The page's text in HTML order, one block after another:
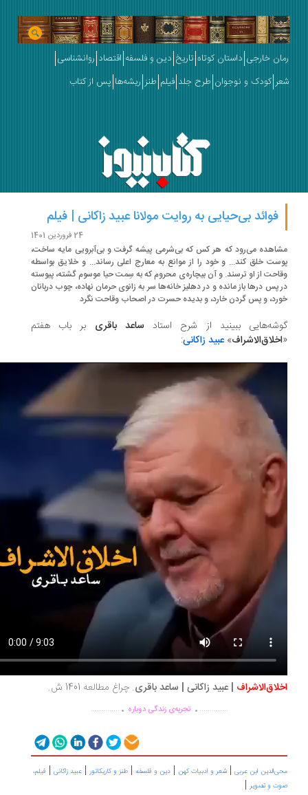
خارجی داستان کوتاه تاریخ دین و فلسفه اقتصاد روانشناسی
کودک و نوجوان طرح جلد فیلم طنز ریشه‌ها پس از کتاب
فوائد بی‌حیایی به روایت مولانا عبید زاکانی | فیلم
می‌رود که هر کس که بی‌شرمی پیشه گرفت و بی‌آبرویی مایه ساخت،
خلق کند... و خود را از موانع به معارج اعلی رساند... و خلایق بواسطه
از او ترسند. و آن بیچاره‌ی محروم که به سِمت حیا موسوم گشته، پیوسته
پس درها باز مانده و در دهلیز خانه‌ها سر به زانوی حرمان نهاده، چوب دربانان
و پس گردن خارد، و بدیده حسرت در اصحاب وقاحت نگرد
ببینید از شرح استادساعد باقری بر باب هفتم
اخلاق‌الاشراف»عبید زاکانی
| عبید زاکانی | ساعد باقری. چراغ مطالعه 1401 ش.
...............تجربه‌ی زندگی دوباره ...............
ابن عربی |شعر و ادبیات کهن|دین و فلسفه| طنز و کاریکاتور|عبید زاکانی|فیلم،
و تصویر|